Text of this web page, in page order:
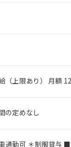
（上限あり） 月額
の定めなし
通勤可 ＊制服貸与